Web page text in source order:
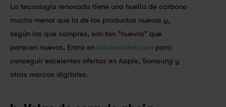
La tecnología renovada tiene una huella de carbono
mucho menor que la de los productos nuevos y,
según los que compres, son tan "nuevos" que
parecen nuevos. Entra en backmarket.com para
conseguir excelentes ofertas en Apple, Samsung y
otras marcas digitales.